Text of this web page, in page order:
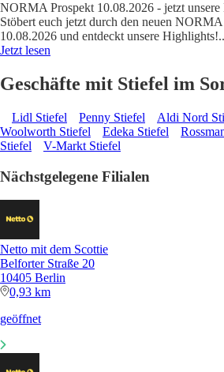
NORMA Prospekt 10.08.2026 - jetzt
Stöbert euch jetzt durch den neuen
10.08.2026 und entdeckt unsere Highlights!
Jetzt lesen
Geschäfte mit Stiefel im
Lidl Stiefel Penny Stiefel Aldi Nord
Woolworth Stiefel
Edeka Stiefel
Stiefel
V-Markt Stiefel
Nächstgelegene Filialen
Netto mit dem Scottie
Belforter Straße 20
10405 Berlin
0,93 km
geöffnet